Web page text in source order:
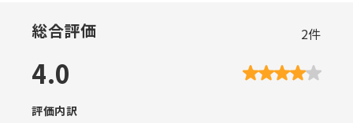
総合評価 2件
4.0
評価内訳